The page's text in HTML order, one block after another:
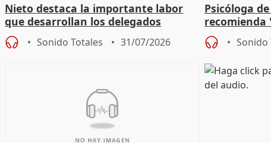
Nieto destaca la importante labor
que desarrollan los delegados
territoriales de la Junta
Sonido Totales 31/07/2026
Psicóloga
síntomas
Sonido